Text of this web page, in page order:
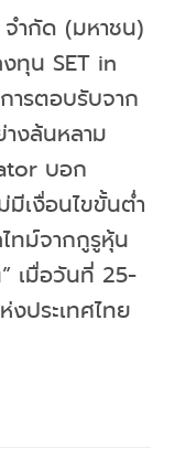
ำกัด (มหาชน)
ทุน SET in
ารตอบรับจาก
งล้นหลาม
บอก
เงื่อนไขขั้นต่ำ
ทม์จากกูรูหุ้น
เมื่อวันที่ 25-
ประเทศไทย